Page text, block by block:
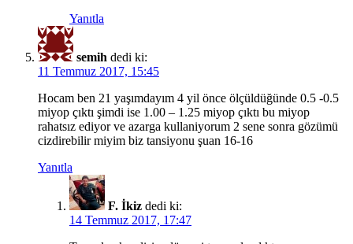
Yanıtla
semih dedi ki:
11 Temmuz 2017, 15:45
Hocam ben 21 yaşımdayım 4 yil önce ölçüldüğünde 0.5 -0.5
miyop çıktı şimdi ise 1.00 – 1.25 miyop çıktı bu miyop
rahatsız ediyor ve azarga kullaniyorum 2 sene sonra gözümü
cizdirebilir miyim biz tansiyonu şuan 16-16
Yanıtla
F. İkiz dedi ki:
14 Temmuz 2017, 17:47